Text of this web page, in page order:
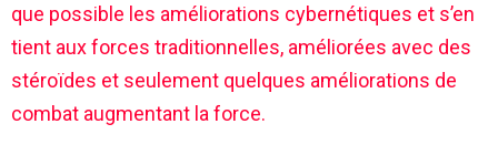
que possible les améliorations cybernétiques et s’en
tient aux forces traditionnelles, améliorées avec des
stéroïdes et seulement quelques améliorations de
combat augmentant la force.